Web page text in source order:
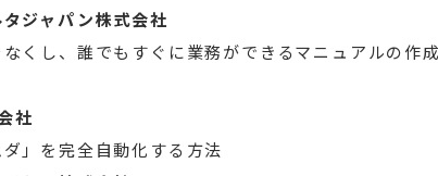
ジャパン株式会社
くし、誰でもすぐに業務ができるマニュアルの作成
社
」を完全自動化する方法